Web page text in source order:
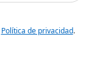
Política de privacidad.